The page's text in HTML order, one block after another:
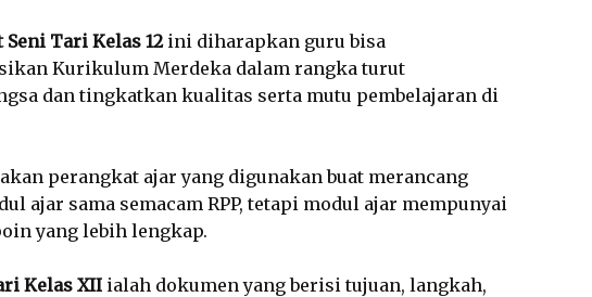
Tari Kelas 12ini diharapkan guru bisa
Kurikulum Merdeka dalam rangka turut
dan tingkatkan kualitas serta mutu pembelajaran di
perangkat ajar yang digunakan buat merancang
ajar sama semacam RPP, tetapi modul ajar mempunyai
yang lebih lengkap.
Kelas XII ialah dokumen yang berisi tujuan, langkah,